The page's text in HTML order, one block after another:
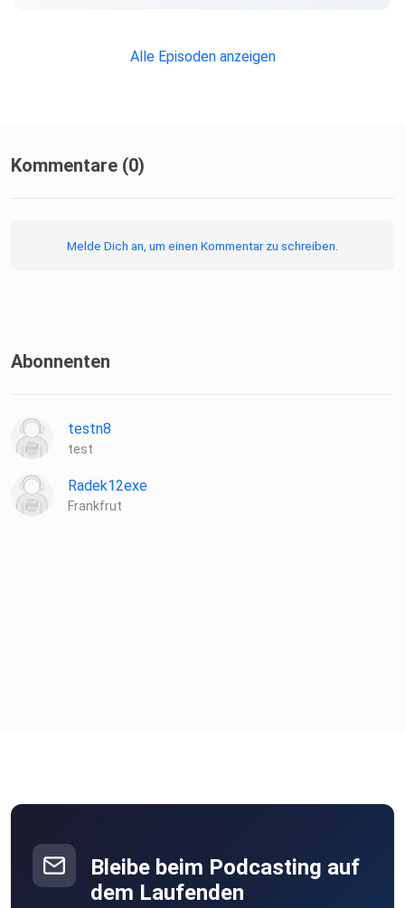
Alle Episoden anzeigen
Kommentare (0)
Melde Dich an, um einen Kommentar zu schreiben.
Abonnenten
testn8
test
Radek12exe
Frankfrut
Bleibe beim Podcasting auf
dem Laufenden